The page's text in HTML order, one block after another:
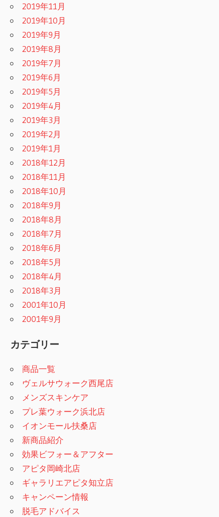
2019年11月
2019年10月
2019年9月
2019年8月
2019年7月
2019年6月
2019年5月
2019年4月
2019年3月
2019年2月
2019年1月
2018年12月
2018年11月
2018年10月
2018年9月
2018年8月
2018年7月
2018年6月
2018年5月
2018年4月
2018年3月
2001年10月
2001年9月
カテゴリー
商品一覧
ヴェルサウォーク西尾店
メンズスキンケア
プレ葉ウォーク浜北店
イオンモール扶桑店
新商品紹介
効果ビフォー＆アフター
アピタ岡崎北店
ギャラリエアピタ知立店
キャンペーン情報
脱毛アドバイス